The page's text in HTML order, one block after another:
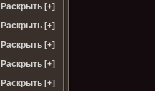
Раскрыть [+]
Раскрыть [+]
Раскрыть [+]
Раскрыть [+]
Раскрыть [+]